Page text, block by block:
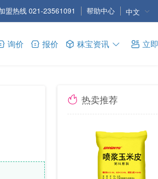
盟热线 021-23561091 帮助中心 中文
询价 报价 秣宝资讯 立
热卖推荐